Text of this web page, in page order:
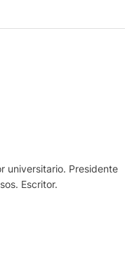
universitario. Presidente
Escritor.